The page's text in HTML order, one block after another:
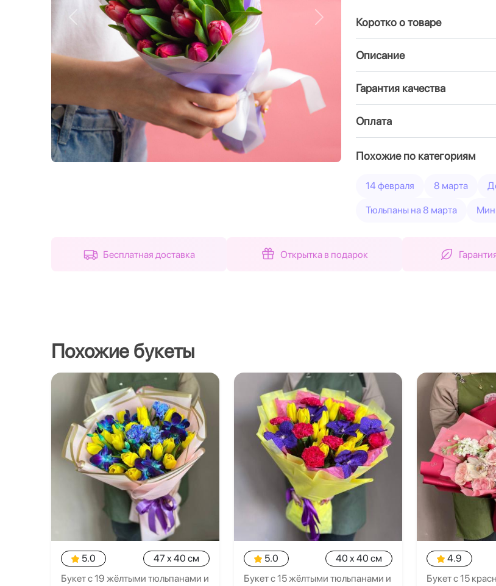
Назад Вперед Коротко о товаре
Описание
Гарантия качества
Оплата
Похожие по категориям
14 февраля 8 марта
Тюльпаны на 8 марта
Бесплатная доставка Открытка в подарок
Похожие букеты
5.0
47 x 40 см
Букет с 19 жёлтыми тюльпанами и
5.0
40 x 40 см
Букет с 15 жёлтыми тюльпанами и
4.9
Букет с 15